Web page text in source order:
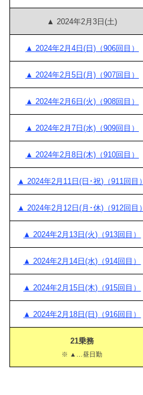
▲ 2024年2月3日(土)
▲ 2024年2月4日(日)（906回目）
▲ 2024年2月5日(月)（907回目）
▲ 2024年2月6日(火)（908回目）
▲ 2024年2月7日(水)（909回目）
▲ 2024年2月8日(木)（910回目）
▲ 2024年2月11日(日･祝)（911回目）
▲ 2024年2月12日(月･休)（912回目）
▲ 2024年2月13日(火)（913回目）
▲ 2024年2月14日(水)（914回目）
▲ 2024年2月15日(木)（915回目）
▲ 2024年2月18日(日)（916回目）
21乗務
※ ▲…昼日勤